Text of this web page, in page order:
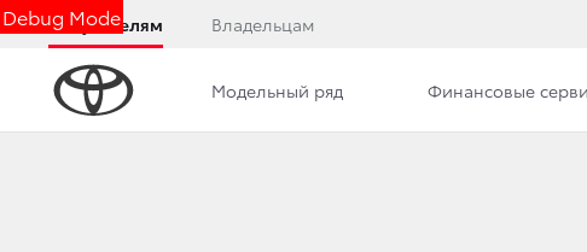
Debug Mode
Покупателям Владельцам
Модельный ряд Финансовые